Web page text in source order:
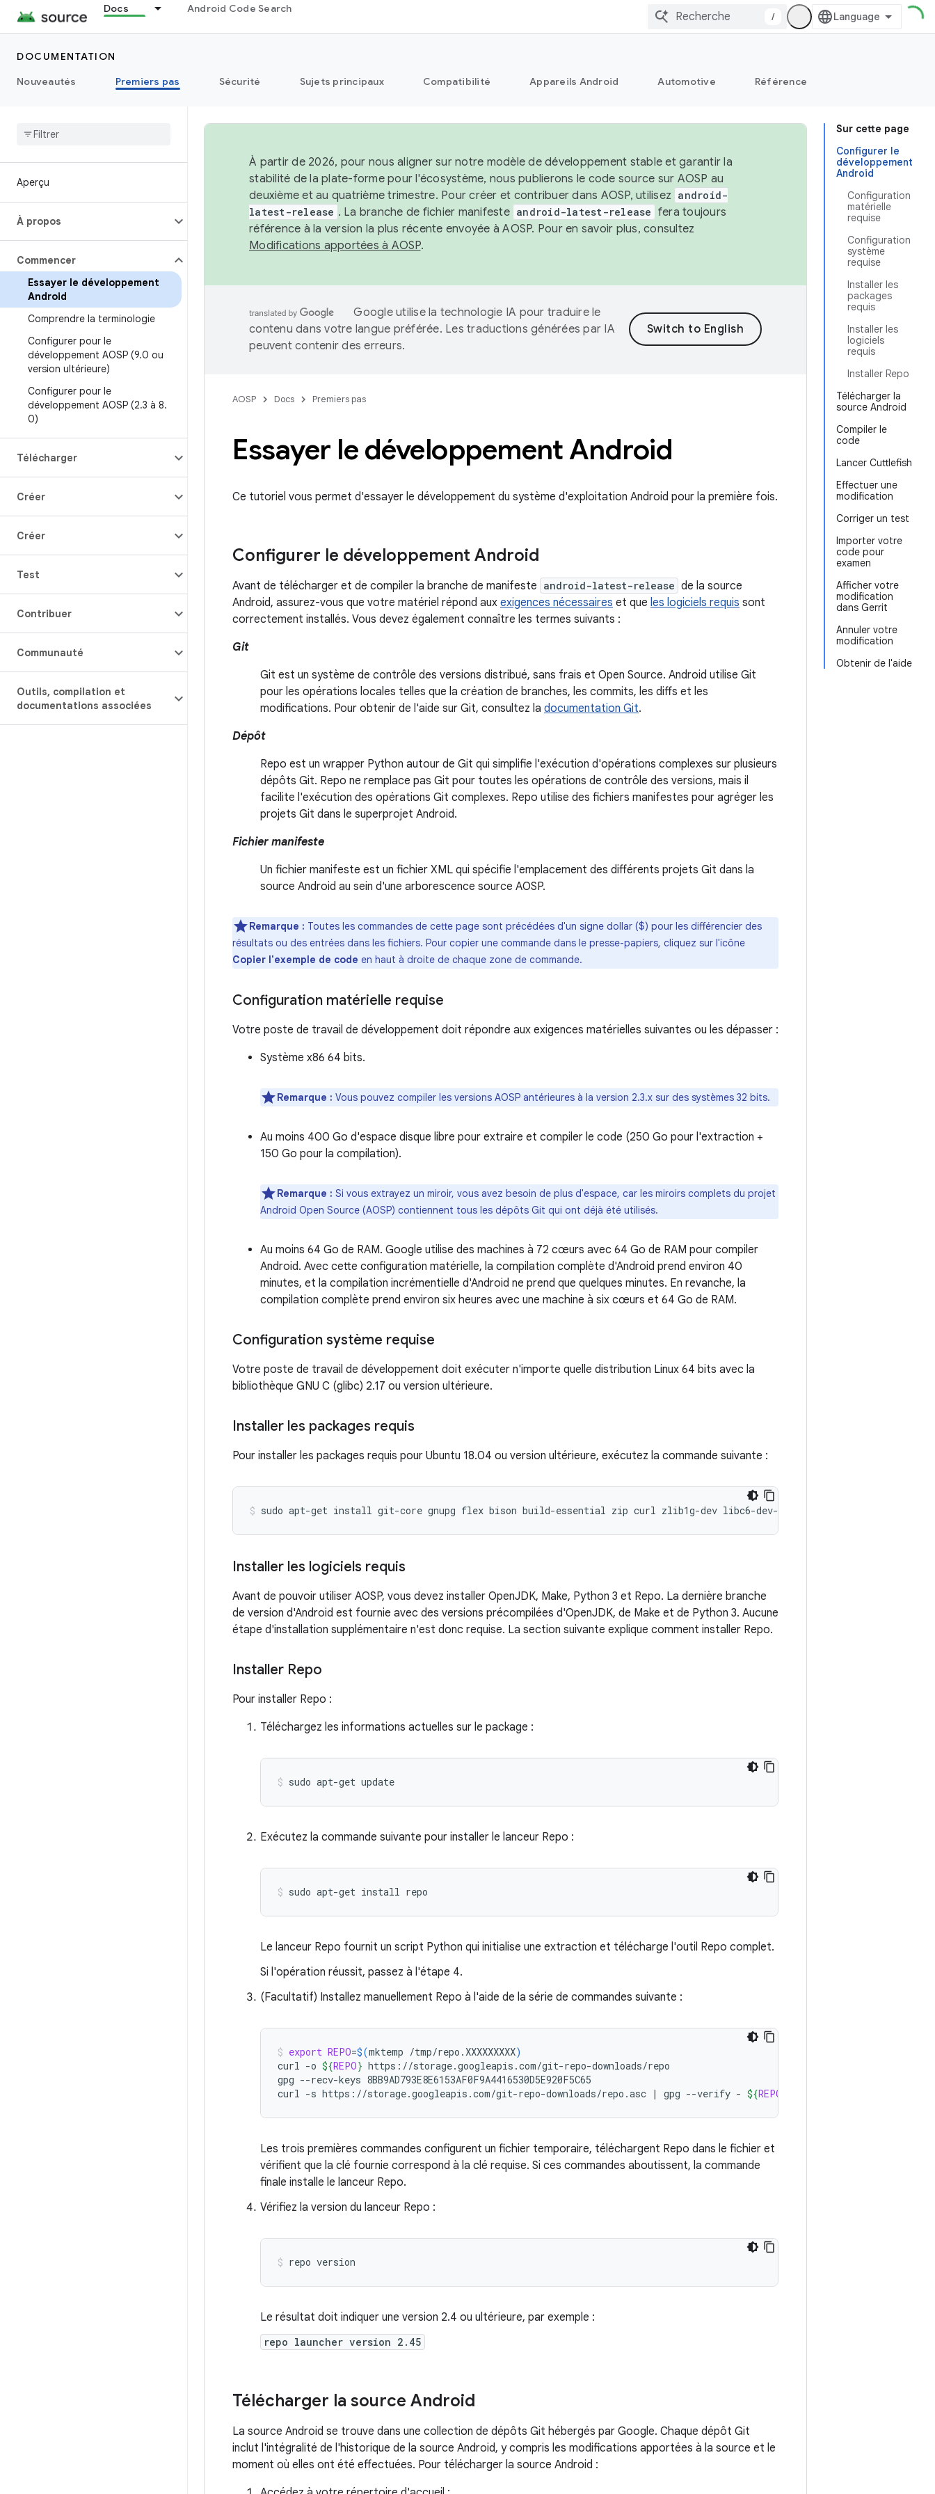
Docs Android Code Search
/
DOCUMENTATION
Nouveautés
Premiers pas Sécurité Sujets principaux Compatibilité Appareils Android Automotive Référence
Aperçu
À propos
Commencer
Essayer le développement
Android
Comprendre la terminologie
Configurer pour le
développement AOSP (9.0 ou
version ultérieure)
Configurer pour le
développement AOSP (2.3 à 8.
0)
Télécharger
Créer
Créer
Test
Contribuer
Communauté
Outils, compilation et
documentations associées
Sur cette page
Configurer le
développement
Android
Configuration
matérielle
requise
Configuration
système
requise
Installer les
packages
requis
Installer les
logiciels
requis
Installer Repo
Télécharger la
source Android
Compiler le
code
Lancer Cuttlefish
Effectuer une
modification
Corriger un test
Importer votre
code pour
examen
Afficher votre
modification
dans Gerrit
Annuler votre
modification
Obtenir de l'aide
À partir de 2026, pour nous aligner sur notre modèle de développement stable et garantir la
stabilité de la plate-forme pour l'écosystème, nous publierons le code source sur AOSP au
deuxième et au quatrième trimestre. Pour créer et contribuer dans AOSP, utilisez android-
latest-release . La branche de fichier manifeste android-latest-release fera toujours
référence à la version la plus récente envoyée à AOSP. Pour en savoir plus, consultez
Modifications apportées à AOSP.
Google utilise la technologie IA pour traduire le
contenu dans votre langue préférée. Les traductions générées par IA
peuvent contenir des erreurs.
AOSP Docs Premiers pas
Essayer le développement Android
Ce tutoriel vous permet d'essayer le développement du système d'exploitation Android pour la première fois.
Configurer le développement Android
Avant de télécharger et de compiler la branche de manifeste android-latest-release de la source
Android, assurez-vous que votre matériel répond aux exigences nécessaires et que les logiciels requis sont
correctement installés. Vous devez également connaître les termes suivants :
Git
Git est un système de contrôle des versions distribué, sans frais et Open Source. Android utilise Git
pour les opérations locales telles que la création de branches, les commits, les diffs et les
modifications. Pour obtenir de l'aide sur Git, consultez la documentation Git.
Dépôt
Repo est un wrapper Python autour de Git qui simplifie l'exécution d'opérations complexes sur plusieurs
dépôts Git. Repo ne remplace pas Git pour toutes les opérations de contrôle des versions, mais il
facilite l'exécution des opérations Git complexes. Repo utilise des fichiers manifestes pour agréger les
projets Git dans le superprojet Android.
Fichier manifeste
Un fichier manifeste est un fichier XML qui spécifie l'emplacement des différents projets Git dans la
source Android au sein d'une arborescence source AOSP.
Remarque : Toutes les commandes de cette page sont précédées d'un signe dollar ($) pour les différencier des
résultats ou des entrées dans les fichiers. Pour copier une commande dans le presse-papiers, cliquez sur l'icône
Copier l'exemple de code en haut à droite de chaque zone de commande.
Configuration matérielle requise
Votre poste de travail de développement doit répondre aux exigences matérielles suivantes ou les dépasser :
Système x86 64 bits.
Remarque : Vous pouvez compiler les versions AOSP antérieures à la version 2.3.x sur des systèmes 32 bits.
Au moins 400 Go d'espace disque libre pour extraire et compiler le code (250 Go pour l'extraction +
150 Go pour la compilation).
Remarque : Si vous extrayez un miroir, vous avez besoin de plus d'espace, car les miroirs complets du projet
Android Open Source (AOSP) contiennent tous les dépôts Git qui ont déjà été utilisés.
Au moins 64 Go de RAM. Google utilise des machines à 72 cœurs avec 64 Go de RAM pour compiler
Android. Avec cette configuration matérielle, la compilation complète d'Android prend environ 40
minutes, et la compilation incrémentielle d'Android ne prend que quelques minutes. En revanche, la
compilation complète prend environ six heures avec une machine à six cœurs et 64 Go de RAM.
Configuration système requise
Votre poste de travail de développement doit exécuter n'importe quelle distribution Linux 64 bits avec la
bibliothèque GNU C (glibc) 2.17 ou version ultérieure.
Installer les packages requis
Pour installer les packages requis pour Ubuntu 18.04 ou version ultérieure, exécutez la commande suivante :
sudo apt-get install git-core gnupg flex bison build-essential zip curl zlib1g-dev libc6-dev-i386
Installer les logiciels requis
Avant de pouvoir utiliser AOSP, vous devez installer OpenJDK, Make, Python 3 et Repo. La dernière branche
de version d'Android est fournie avec des versions précompilées d'OpenJDK, de Make et de Python 3. Aucune
étape d'installation supplémentaire n'est donc requise. La section suivante explique comment installer Repo.
Installer Repo
Pour installer Repo :
Téléchargez les informations actuelles sur le package :
sudo apt-get update
Exécutez la commande suivante pour installer le lanceur Repo :
sudo apt-get install repo
Le lanceur Repo fournit un script Python qui initialise une extraction et télécharge l'outil Repo complet.
Si l'opération réussit, passez à l'étape 4.
(Facultatif) Installez manuellement Repo à l'aide de la série de commandes suivante :
export REPO=$(mktemp /tmp/repo.XXXXXXXXX)
curl -o ${REPO} https://storage.googleapis.com/git-repo-downloads/repo
gpg --recv-keys 8BB9AD793E8E6153AF0F9A4416530D5E920F5C65
curl -s https://storage.googleapis.com/git-repo-downloads/repo.asc | gpg --verify - ${REPO
Les trois premières commandes configurent un fichier temporaire, téléchargent Repo dans le fichier et
vérifient que la clé fournie correspond à la clé requise. Si ces commandes aboutissent, la commande
finale installe le lanceur Repo.
Vérifiez la version du lanceur Repo :
repo version
Le résultat doit indiquer une version 2.4 ou ultérieure, par exemple :
repo launcher version 2.45
Télécharger la source Android
La source Android se trouve dans une collection de dépôts Git hébergés par Google. Chaque dépôt Git
inclut l'intégralité de l'historique de la source Android, y compris les modifications apportées à la source et le
moment où elles ont été effectuées. Pour télécharger la source Android :